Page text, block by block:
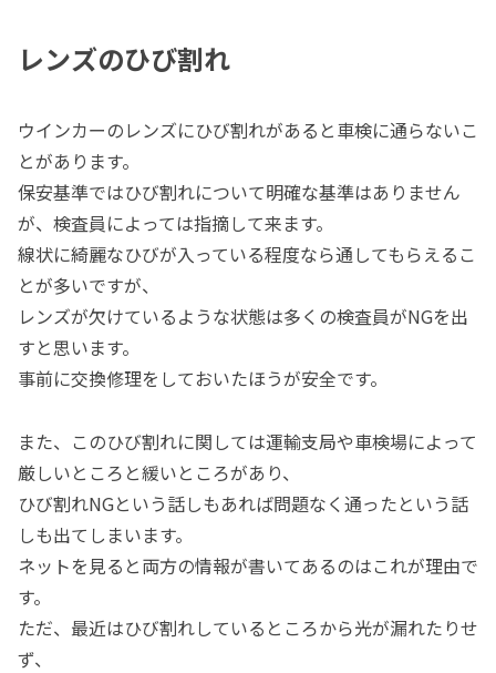
レンズのひび割れ
ウインカーのレンズにひび割れがあると車検に通らないこ
とがあります。
保安基準ではひび割れについて明確な基準はありません
が、検査員によっては指摘して来ます。
線状に綺麗なひびが入っている程度なら通してもらえるこ
とが多いですが、
レンズが欠けているような状態は多くの検査員がNGを出
すと思います。
事前に交換修理をしておいたほうが安全です。
また、このひび割れに関しては運輸支局や車検場によって
厳しいところと緩いところがあり、
ひび割れNGという話しもあれば問題なく通ったという話
しも出てしまいます。
ネットを見ると両方の情報が書いてあるのはこれが理由で
す。
ただ、最近はひび割れしているところから光が漏れたりせ
ず、